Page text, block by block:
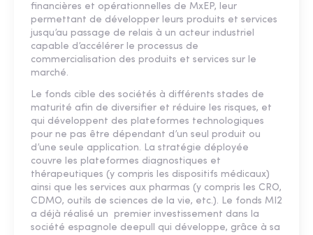
financières et opérationnelles de MxEP, leur
permettant de développer leurs produits et services
jusqu’au passage de relais à un acteur industriel
capable d’accélérer le processus de
commercialisation des produits et services sur le
marché.
Le fonds cible des sociétés à différents stades de
maturité afin de diversifier et réduire les risques, et
qui développent des plateformes technologiques
pour ne pas être dépendant d’un seul produit ou
d’une seule application. La stratégie déployée
couvre les plateformes diagnostiques et
thérapeutiques (y compris les dispositifs médicaux)
ainsi que les services aux pharmas (y compris les CRO,
CDMO, outils de sciences de la vie, etc.). Le fonds MI2
a déjà réalisé un premier investissement dans la
société espagnole deepull qui développe, grâce à sa